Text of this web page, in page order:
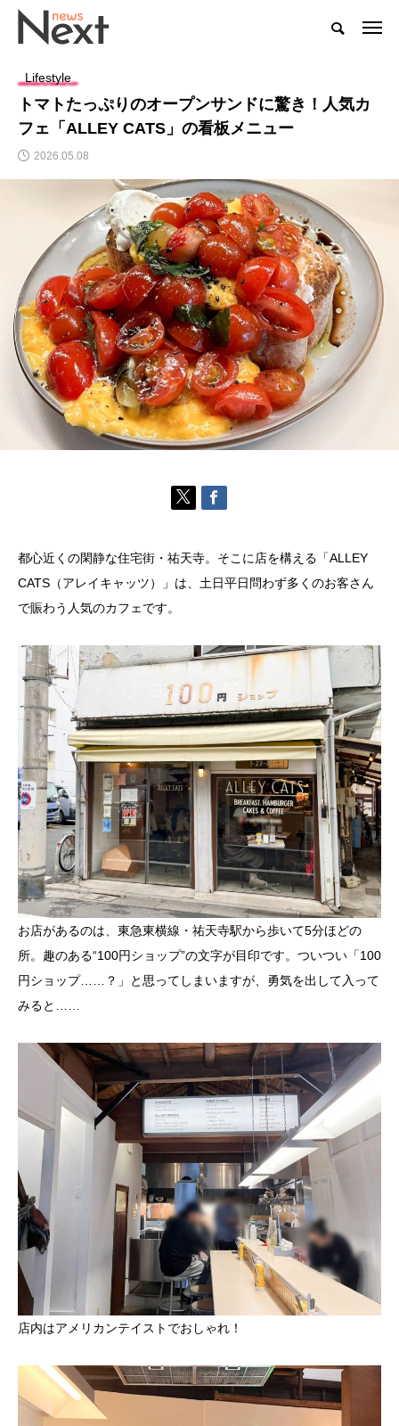
Lifestyle
トマトたっぷりのオープンサンドに驚き！人気カ
フェ「ALLEY CATS」の看板メニュー
2026.05.08
都心近くの閑静な住宅街・祐天寺。そこに店を構える「ALLEY
CATS（アレイキャッツ）」は、土日平日問わず多くのお客さん
で賑わう人気のカフェです。
お店があるのは、東急東横線・祐天寺駅から歩いて5分ほどの
所。趣のある“100円ショップ”の文字が目印です。ついつい「100
円ショップ……？」と思ってしまいますが、勇気を出して入って
みると……
店内はアメリカンテイストでおしゃれ！